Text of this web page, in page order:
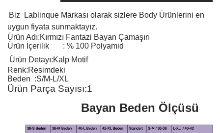
Biz Lablinque Markası olarak sizlere Body Ürünlerini en
uygun fiyata sunmaktayız.
Ürün Adı:Kırmızı Fantazi Bayan Çamaşırı
Ürün İçerilik : % 100 Polyamid
Ürün Detayı:Kalp Motif
Renk:Resimdeki
Beden :S/M-L/XL
Ürün Parça Sayısı:1
Bayan Beden Ölçüsü